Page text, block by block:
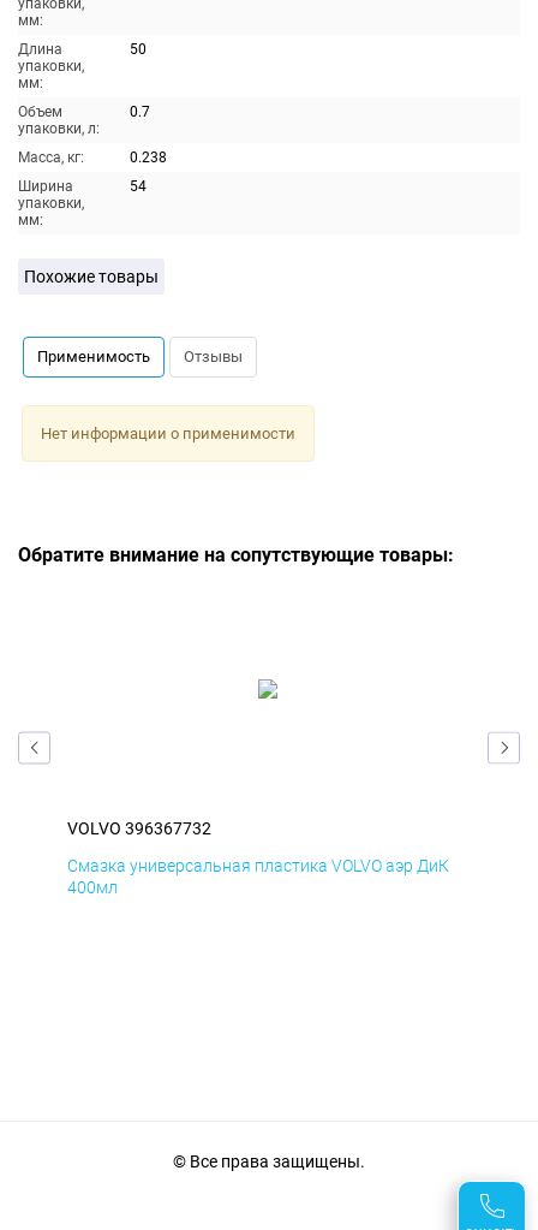
упаковки,
мм:
Длина
упаковки,
мм:
50
Объем
упаковки, л:
0.7
Масса, кг:
0.238
Ширина
упаковки,
мм:
54
Похожие товары
Применимость Отзывы
Нет информации о применимости
Обратите внимание на сопутствующие товары:
VOLVO 396367732
Смазка универсальная пластика VOLVO аэр ДиК
400мл
© Все права защищены.